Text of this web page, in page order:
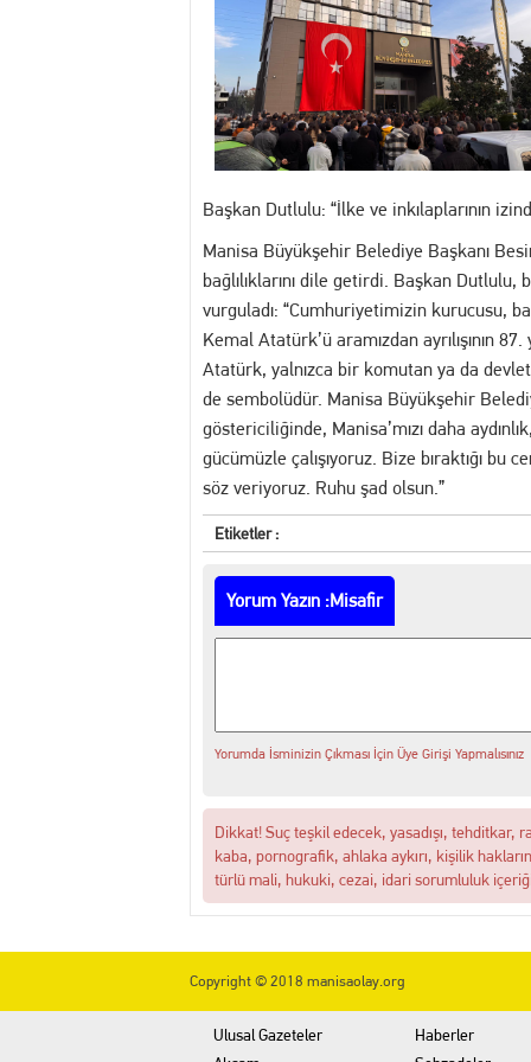
12:54 Manisa’da Hareketli
14:16 Yuntdağı’nı
13:20 Turgutlu'da hakkında
13:02 Akademi Manisa’da
Başkan Dutlulu: “İlke ve inkılaplarının
Manisa Büyükşehir Belediye Başkanı
bağlılıklarını dile getirdi. Başkan Dutlulu,
vurguladı: “Cumhuriyetimizin kurucusu,
Kemal Atatürk’ü aramızdan ayrılışının
Atatürk, yalnızca bir komutan ya da
de sembolüdür. Manisa Büyükşehir
göstericiliğinde, Manisa’mızı daha
gücümüzle çalışıyoruz. Bize bıraktığı bu
söz veriyoruz. Ruhu şad olsun.”
Etiketler :
Yorum Yazın :Misafir
Yorumda İsminizin Çıkması İçin Üye Girişi Yapmalısınız
Dikkat! Suç teşkil edecek, yasadışı, tehditkar,
kaba, pornografik, ahlaka aykırı, kişilik
türlü mali, hukuki, cezai, idari sorumluluk
Copyright © 2018 manisaolay.org
Ulusal Gazeteler
Haberler